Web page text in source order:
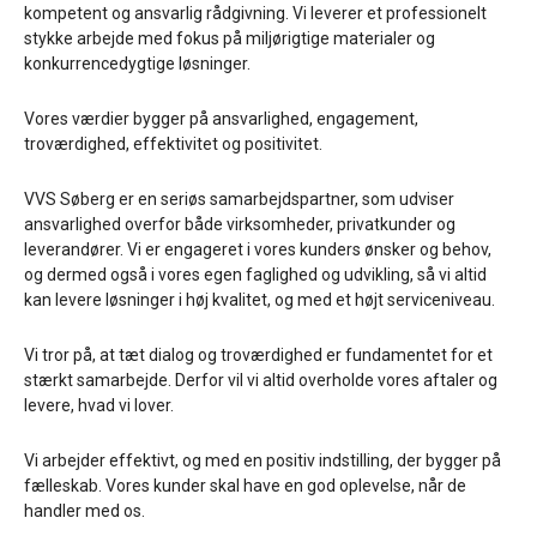
kompetent og ansvarlig rådgivning. Vi leverer et professionelt
stykke arbejde med fokus på miljørigtige materialer og
konkurrencedygtige løsninger.
Vores værdier bygger på ansvarlighed, engagement,
troværdighed, effektivitet og positivitet.
VVS Søberg er en seriøs samarbejdspartner, som udviser
ansvarlighed overfor både virksomheder, privatkunder og
leverandører. Vi er engageret i vores kunders ønsker og behov,
og dermed også i vores egen faglighed og udvikling, så vi altid
kan levere løsninger i høj kvalitet, og med et højt serviceniveau.
Vi tror på, at tæt dialog og troværdighed er fundamentet for et
stærkt samarbejde. Derfor vil vi altid overholde vores aftaler og
levere, hvad vi lover.
Vi arbejder effektivt, og med en positiv indstilling, der bygger på
fælleskab. Vores kunder skal have en god oplevelse, når de
handler med os.